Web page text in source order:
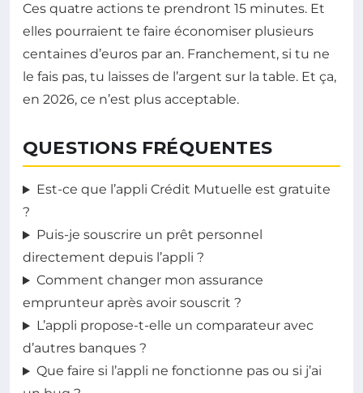
Ces quatre actions te prendront 15 minutes. Et
elles pourraient te faire économiser plusieurs
centaines d’euros par an. Franchement, si tu ne
le fais pas, tu laisses de l’argent sur la table. Et ça,
en 2026, ce n’est plus acceptable.
QUESTIONS FRÉQUENTES
Est-ce que l’appli Crédit Mutuelle est gratuite
?
Puis-je souscrire un prêt personnel
directement depuis l’appli ?
Comment changer mon assurance
emprunteur après avoir souscrit ?
L’appli propose-t-elle un comparateur avec
d’autres banques ?
Que faire si l’appli ne fonctionne pas ou si j’ai